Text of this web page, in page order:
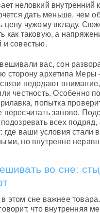
неловкий внутренний
дать меньше, чем
цену чужому вкладу.
как таковую, а
и совестью.
вас, сон
сторону архетипа Меры
недодают
честность. Особенно
попытка
пересчитать заново.
подозревать всех
где ваши условия стали
но внутренне
во сне:
этом сне важнее
что внутренняя